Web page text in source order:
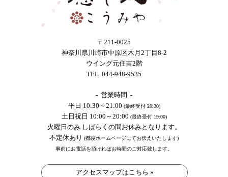
〒211-0025
神奈川県川崎市中原区木月2丁目8-2
ウイング元住吉2階
TEL. 044-948-9535
- 営業時間 -
平日 10:30～21:00 (最終受付 20:30)
土日祝日 10:00～20:00 (最終受付 19:00)
火曜日のみ しばらくの間お休みとなります。
不定休あり (都度ホームページにてお伝えいたします)
事前にお電話を頂ければお時間のご対応致します。
アクセスマップはこちら »